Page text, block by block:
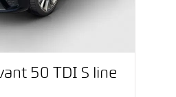
50 TDI S line